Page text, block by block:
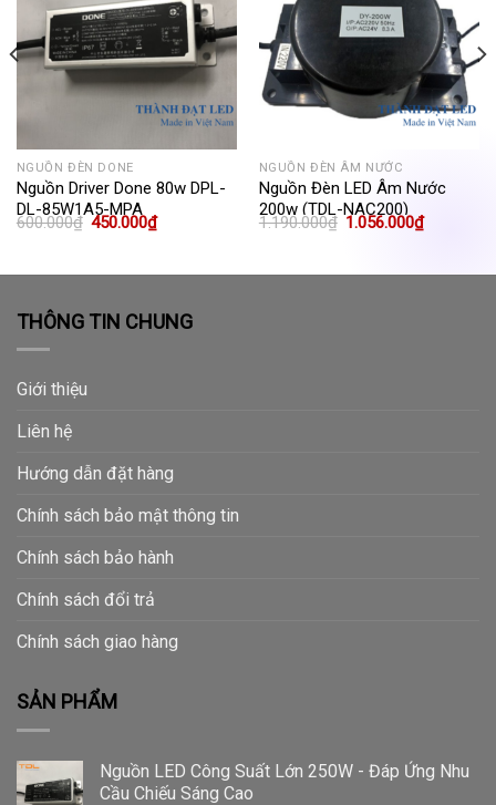
NGUỒN ĐÈN DONE
Nguồn Driver Done 80w DPL-
DL-85W1A5-MPA
600.000₫ Giá
450.000₫Giá
hiện
450.000₫.
NGUỒN ĐÈN ÂM NƯỚC
Nguồn Đèn LED Âm Nước
200w (TDL-NAC200)
1.190.000₫ Giá
1.056.000₫Giá
hiện
THÔNG TIN CHUNG
Giới thiệu
Liên hệ
Hướng dẫn đặt hàng
Chính sách bảo mật thông tin
Chính sách bảo hành
Chính sách đổi trả
Chính sách giao hàng
SẢN PHẨM
Nguồn LED Công Suất Lớn 250W - Đáp Ứng Nhu
Cầu Chiếu Sáng Cao